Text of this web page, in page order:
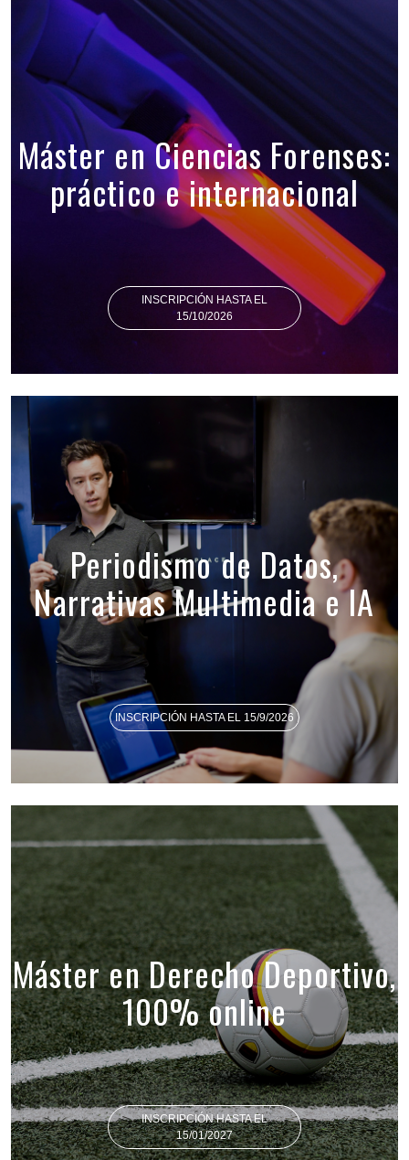
Máster en Ciencias Forenses:
práctico e internacional
INSCRIPCIÓN HASTA EL
15/10/2026
Periodismo de Datos,
Narrativas Multimedia e IA
INSCRIPCIÓN HASTA EL 15/9/2026
Máster en Derecho Deportivo,
100% online
INSCRIPCIÓN HASTA EL
15/01/2027